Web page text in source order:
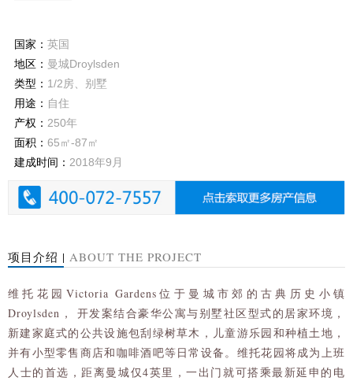
国家： 英国
地区： 曼城Droylsden
类型： 1/2房、别墅
用途： 自住
产权： 250年
面积： 65㎡-87㎡
建成时间： 2018年9月
项目介绍 | ABOUT THE PROJECT
维托花园Victoria Gardens位于曼城市郊的古典历史小镇
Droylsden， 开发案结合豪华公寓与别墅社区型式的居家环境，
新建家庭式的公共设施包刮绿树草木，儿童游乐园和种植土地，
并有小型零售商店和咖啡酒吧等日常设备。维托花园将成为上班
人士的首选，距离曼城仅4英里，一出门就可搭乘最新延申的电